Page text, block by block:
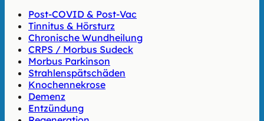
Post-COVID & Post-Vac
Tinnitus & Hörsturz
Chronische Wundheilung
CRPS / Morbus Sudeck
Morbus Parkinson
Strahlenspätschäden
Knochennekrose
Demenz
Entzündung